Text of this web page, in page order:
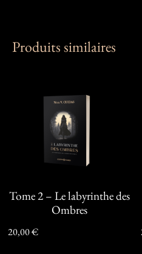
Produits similaires
Tome 2 – Le labyrinthe des
Ombres
20,00€